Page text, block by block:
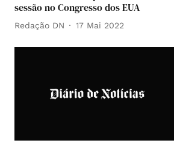
sessão no Congresso dos EUA
Redação DN 17 Mai 2022